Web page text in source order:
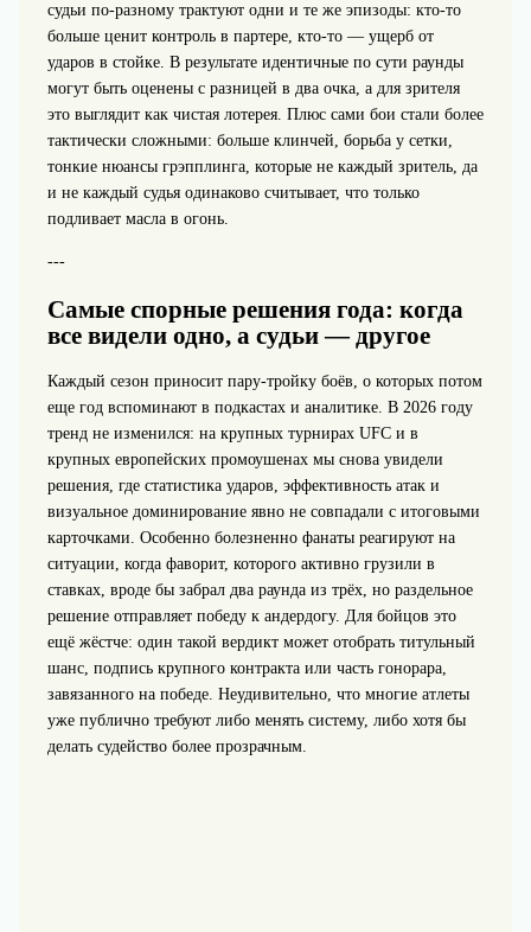
судьи по‑разному трактуют одни и те же эпизоды: кто‑то
больше ценит контроль в партере, кто‑то — ущерб от
ударов в стойке. В результате идентичные по сути раунды
могут быть оценены с разницей в два очка, а для зрителя
это выглядит как чистая лотерея. Плюс сами бои стали более
тактически сложными: больше клинчей, борьба у сетки,
тонкие нюансы грэпплинга, которые не каждый зритель, да
и не каждый судья одинаково считывает, что только
подливает масла в огонь.
---
Самые спорные решения года: когда
все видели одно, а судьи — другое
Каждый сезон приносит пару‑тройку боёв, о которых потом
еще год вспоминают в подкастах и аналитике. В 2026 году
тренд не изменился: на крупных турнирах UFC и в
крупных европейских промоушенах мы снова увидели
решения, где статистика ударов, эффективность атак и
визуальное доминирование явно не совпадали с итоговыми
карточками. Особенно болезненно фанаты реагируют на
ситуации, когда фаворит, которого активно грузили в
ставках, вроде бы забрал два раунда из трёх, но раздельное
решение отправляет победу к андердогу. Для бойцов это
ещё жёстче: один такой вердикт может отобрать титульный
шанс, подпись крупного контракта или часть гонорара,
завязанного на победе. Неудивительно, что многие атлеты
уже публично требуют либо менять систему, либо хотя бы
делать судейство более прозрачным.